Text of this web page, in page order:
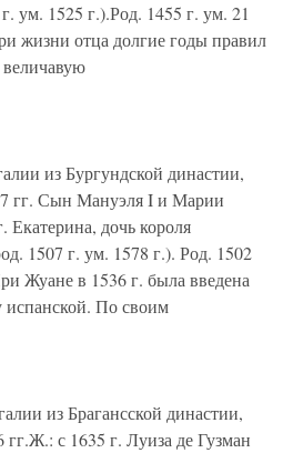
ум. 1525 г.).Род. 1455 г. ум. 21
жизни отца долгие годы правил
из Бургундской династии,
гг. Сын Мануэля I и Марии
дочь короля
1507 г. ум. 1578 г.). Род. 1502
Жуане в 1536 г. была введена
испанской. По своим
из Брагансской династии,
с 1635 г. Луиза де Гузман